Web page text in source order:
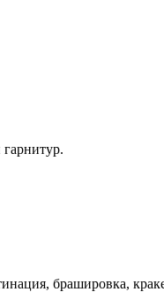
брашировка,